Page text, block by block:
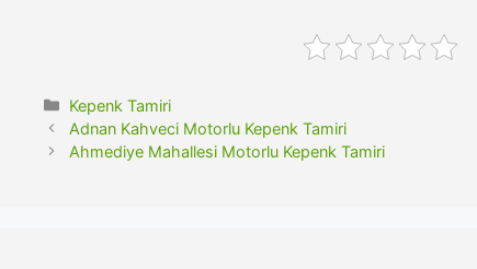
Kategoriler
Kepenk Tamiri
Adnan Kahveci Motorlu Kepenk Tamiri
Ahmediye Mahallesi Motorlu Kepenk Tamiri